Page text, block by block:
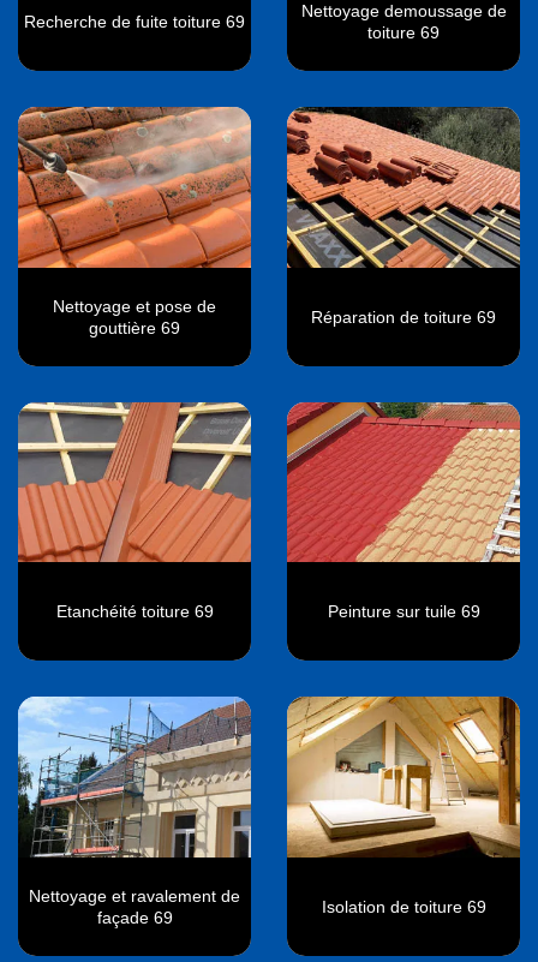
Recherche de fuite toiture 69
Nettoyage demoussage de
toiture 69
Nettoyage et pose de
gouttière 69
Réparation de toiture 69
Etanchéité toiture 69 Peinture sur tuile 69
Nettoyage et ravalement de
façade 69
Isolation de toiture 69